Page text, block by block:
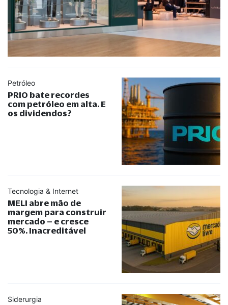
Petróleo
PRIO bate recordes
com petróleo em alta. E
os dividendos?
Tecnologia & Internet
MELI abre mão de
margem para construir
mercado – e cresce
50%. Inacreditável
Siderurgia